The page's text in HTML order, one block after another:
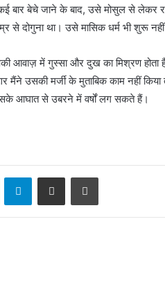
बार बेचे जाने के बाद, उसे मोसुल से
से दोगुना था। उसे मासिक धर्म भी शुरू
आवाज़ में गुस्सा और दुख का मिश्रण
उसकी मर्जी के मुताबिक काम नहीं
आघात से उबरने में वर्षों लग सकते हैं।
TelegramShare via Email Print